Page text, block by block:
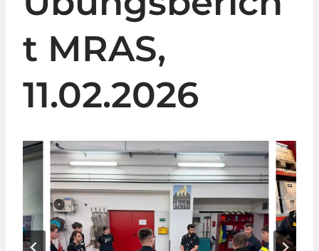
t MRAS,
11.02.2026